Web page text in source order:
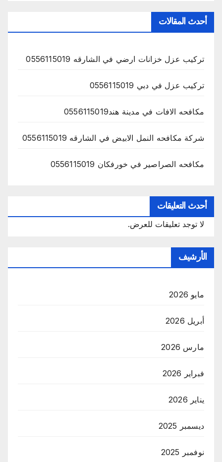
أحدث المقالات
تركيب عزل خزانات ارضي في الشارقه 0556115019
تركيب عزل في دبي 0556115019
مكافحه الافات في مدينة هند0556115019
شركة مكافحه النمل الابيض في الشارقه 0556115019
مكافحه الصراصير في خورفكان 0556115019
أحدث التعليقات
لا توجد تعليقات للعرض.
الأرشيف
مايو 2026
أبريل 2026
مارس 2026
فبراير 2026
يناير 2026
ديسمبر 2025
نوفمبر 2025